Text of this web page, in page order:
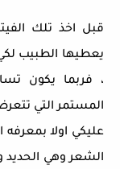
قبل اخذ تلك
يعطيها الطبيب
، فربما يكون
المستمر التي
عليكي اولا
الشعر وهي الحديد